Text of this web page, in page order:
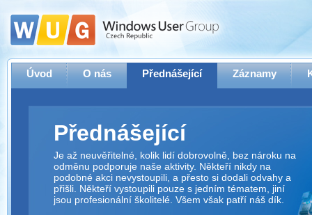
Úvod O nás Přednášející Záznamy
Přednášející
Je až neuvěřitelné, kolik lidí dobrovolně, bez nároku na
odměnu podporuje naše aktivity. Někteří nikdy na
podobné akci nevystoupili, a přesto si dodali odvahy a
přišli. Někteří vystoupili pouze s jedním tématem, jiní
jsou profesionální školitelé. Všem však patří náš dík.